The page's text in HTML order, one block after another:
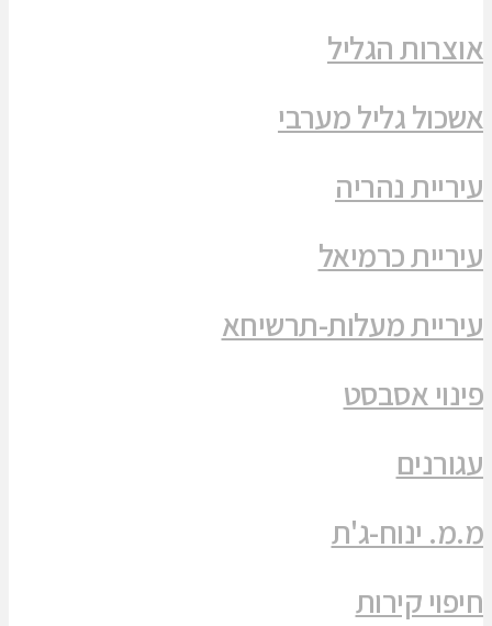
אוצרות הגליל
אשכול גליל מערבי
עיריית נהריה
עיריית כרמיאל
עיריית מעלות-תרשיחא
פינוי אסבסט
עגורנים
מ.מ. ינוח-ג'ת
חיפוי קירות